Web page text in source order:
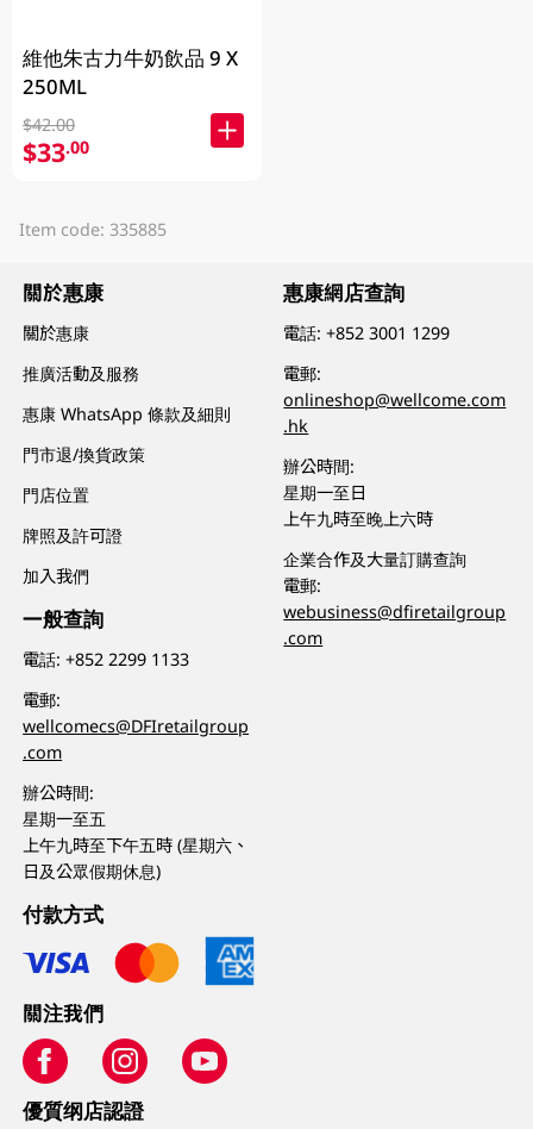
維他朱古力牛奶飲品 9 X
250ML
$42.00
$33.00
Item code: 335885
關於惠康
關於惠康
推廣活動及服務
惠康 WhatsApp 條款及細則
門市退/換貨政策
門店位置
牌照及許可證
加入我們
一般查詢
電話:+852 2299 1133
電郵:
wellcomecs@DFIretailgroup
.com
辦公時間:
星期一至五
上午九時至下午五時 (星期六、
日及公眾假期休息)
惠康網店查詢
電話:+852 3001 1299
電郵:
onlineshop@wellcome.com
.hk
辦公時間:
星期一至日
上午九時至晚上六時
企業合作及大量訂購查詢
電郵:
webusiness@dfiretailgroup
.com
付款方式
關注我們
優質纲店認證